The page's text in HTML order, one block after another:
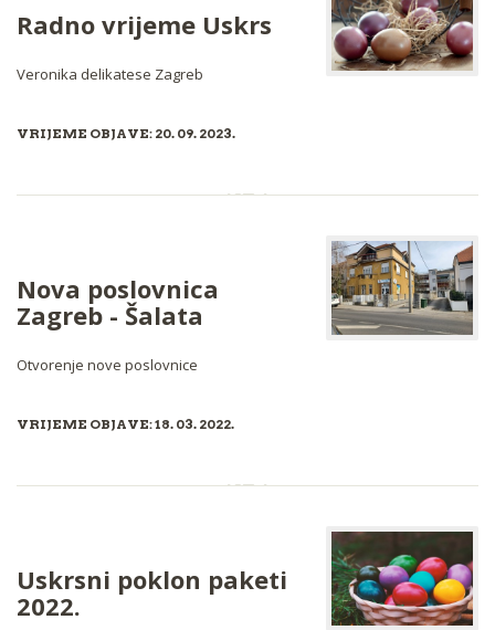
Radno vrijeme Uskrs
Veronika delikatese Zagreb
VRIJEME OBJAVE: 20. 09. 2023.
Nova poslovnica
Zagreb - Šalata
Otvorenje nove poslovnice
VRIJEME OBJAVE: 18. 03. 2022.
Uskrsni poklon paketi
2022.